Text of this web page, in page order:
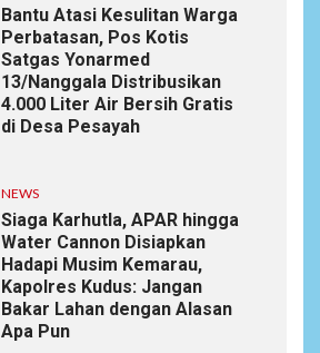
Bantu Atasi Kesulitan Warga
Perbatasan, Pos Kotis
Satgas Yonarmed
13/Nanggala Distribusikan
4.000 Liter Air Bersih Gratis
di Desa Pesayah
NEWS
Siaga Karhutla, APAR hingga
Water Cannon Disiapkan
Hadapi Musim Kemarau,
Kapolres Kudus: Jangan
Bakar Lahan dengan Alasan
Apa Pun